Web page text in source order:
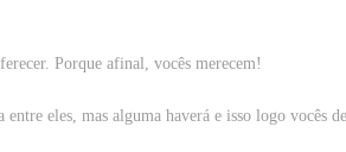
Porque afinal, vocês merecem!
entre eles, mas alguma haverá e isso logo vocês